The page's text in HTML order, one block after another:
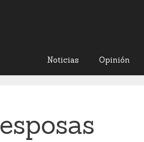
Noticias Opinión
esposas